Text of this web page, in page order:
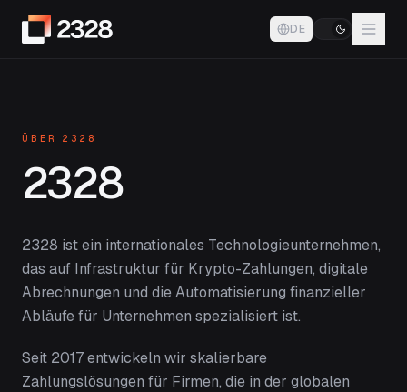
DE
ÜBER 2328
2328
2328 ist ein internationales Technologieunternehmen,
das auf Infrastruktur für Krypto-Zahlungen, digitale
Abrechnungen und die Automatisierung finanzieller
Abläufe für Unternehmen spezialisiert ist.
Seit 2017 entwickeln wir skalierbare
Zahlungslösungen für Firmen, die in der globalen